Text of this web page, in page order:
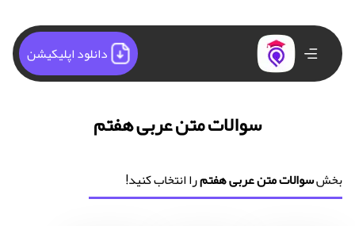
دانلود اپلیکیشن
سوالات متن عربی هفتم
بخشسوالات متن عربی هفتمرا انتخاب کنید!